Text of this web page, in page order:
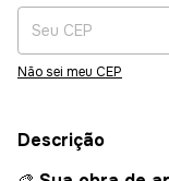
Não sei meu CEP
Descrição